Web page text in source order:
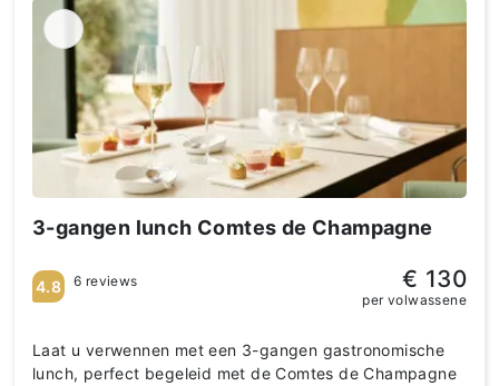
3-gangen lunch Comtes de Champagne
Laat u verwennen met een 3-gangen gastronomische
lunch, perfect begeleid met de Comtes de Champagne
4.8 6 reviews € 130
per volwassene